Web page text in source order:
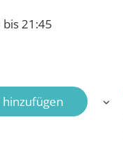
bis21:45